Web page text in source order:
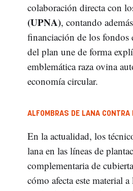
colaboración directa con
(UPNA), contando
financiación de los
del plan une de forma
emblemática raza ovina
economía circular.
ALFOMBRAS DE LANA
En la actualidad, los
lana en las líneas de
complementaria de
cómo afecta este material